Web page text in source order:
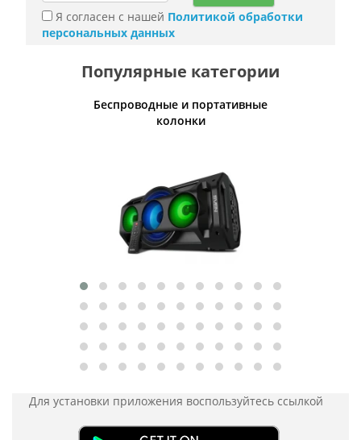
Я согласен с нашей Политикой обработки
персональных данных
Популярные категории
Беспроводные и портативные
колонки
Для установки приложения воспользуйтесь ссылкой